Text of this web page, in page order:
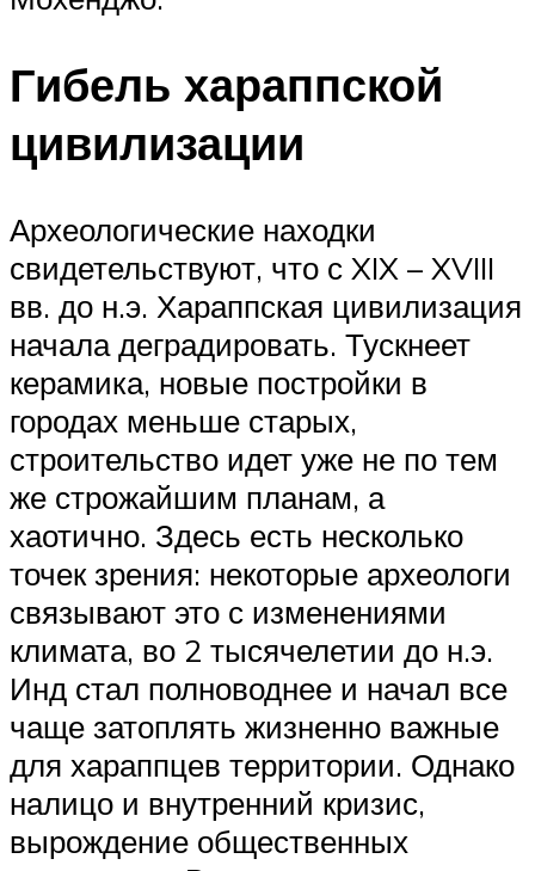
Гибель хараппской
цивилизации
Археологические находки
свидетельствуют, что с XIX – XVIII
вв. до н.э. Хараппская цивилизация
начала деградировать. Тускнеет
керамика, новые постройки в
городах меньше старых,
строительство идет уже не по тем
же строжайшим планам, а
хаотично. Здесь есть несколько
точек зрения: некоторые археологи
связывают это с изменениями
климата, во 2 тысячелетии до н.э.
Инд стал полноводнее и начал все
чаще затоплять жизненно важные
для хараппцев территории. Однако
налицо и внутренний кризис,
вырождение общественных